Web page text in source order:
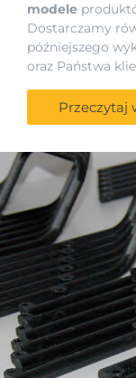
modele
Dostarczamy
późniejszego
oraz Państwa
Przeczytaj